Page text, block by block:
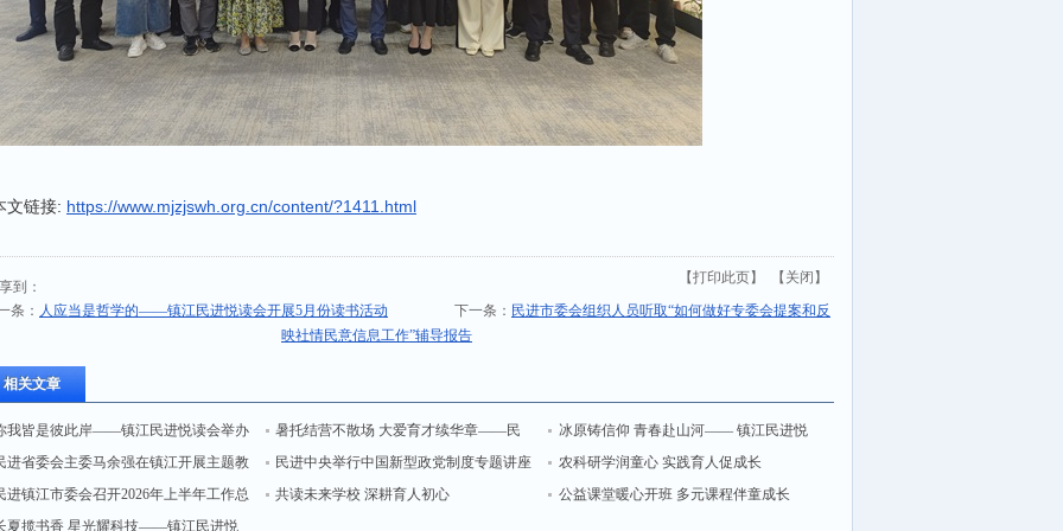
文链接: https://www.mjzjswh.org.cn/content/?1411.html
到：
【打印此页】 【 关闭 】
条： 人应当是哲学的——镇江民进悦读会开展5月份读书活动 下一条： 民进市委会组织人员听取“如何做好专委会提案和反
映社情民意信息工作”辅导报告
相关文章
我皆是彼此岸——镇江民进悦读会举办
线下读书分享会
暑托结营不散场 大爱育才续华章——民
进镇江市委会参与主办的公益托管班举行
结业仪式
冰原铸信仰 青春赴山河—— 镇江民进悦
读会七月线下读书分享活动纪实
进省委会主委马余强在镇江开展主题教
联系点调研
民进中央举行中国新型政党制度专题讲座
第六讲 民进镇江市委会组织会员收看
农科研学润童心 实践育人促成长
进镇江市委会召开2026年上半年工作总
交流座谈会
共读未来学校 深耕育人初心
公益课堂暖心开班 多元课程伴童成长
夏揽书香 星光耀科技——镇江民进悦